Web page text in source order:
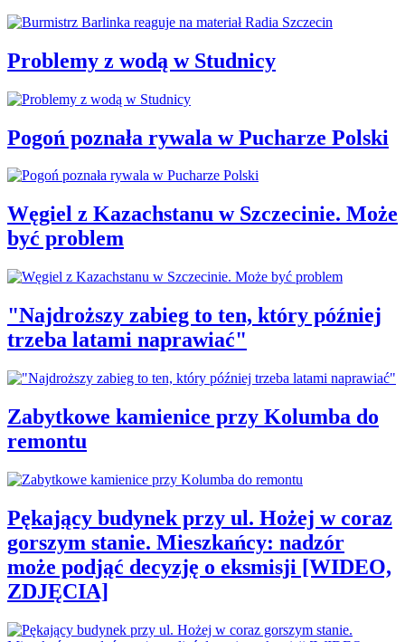
Problemy z wodą w Studnicy
Pogoń poznała rywala w Pucharze Polski
Węgiel z Kazachstanu w Szczecinie. Może
być problem
"Najdroższy zabieg to ten, który później
trzeba latami naprawiać"
Zabytkowe kamienice przy Kolumba do
remontu
Pękający budynek przy ul. Hożej w coraz
gorszym stanie. Mieszkańcy: nadzór
może podjąć decyzję o eksmisji [WIDEO,
ZDJĘCIA]